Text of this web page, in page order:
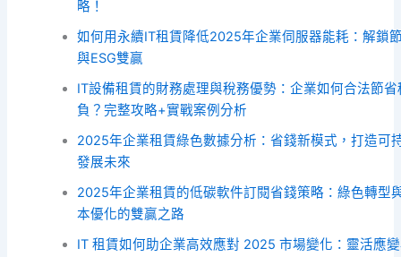
略！
如何用永續IT租賃降低2025年企業伺服器能耗：解鎖
與ESG雙贏
IT設備租賃的財務處理與稅務優勢：企業如何合法節省
負？完整攻略+實戰案例分析
2025年企業租賃綠色數據分析：省錢新模式，打造可
發展未來
2025年企業租賃的低碳軟件訂閱省錢策略：綠色轉型
本優化的雙贏之路
IT 租賃如何助企業高效應對 2025 市場變化：靈活應